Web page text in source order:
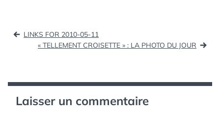
Navigation
LINKS FOR 2010-05-11
« TELLEMENT CROISETTE » : LA PHOTO DU JOUR
Laisser un commentaire